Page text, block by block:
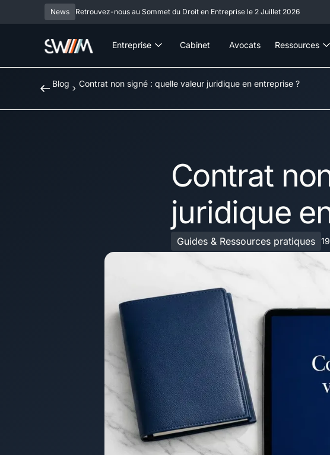
News Retrouvez-nous au Sommet du Droit en Entreprise le 2 Juillet 2026
Entreprise Cabinet Avocats Ressources
Blog Contrat non signé : quelle valeur juridique en entreprise ?
Contrat
juridique
Guides & Ressources pratiques